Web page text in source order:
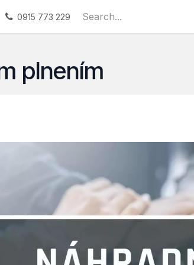
Podporované zamestnávanie
0915 773 229
plnením